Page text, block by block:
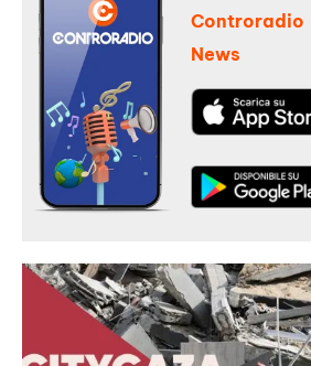
Controradio
News